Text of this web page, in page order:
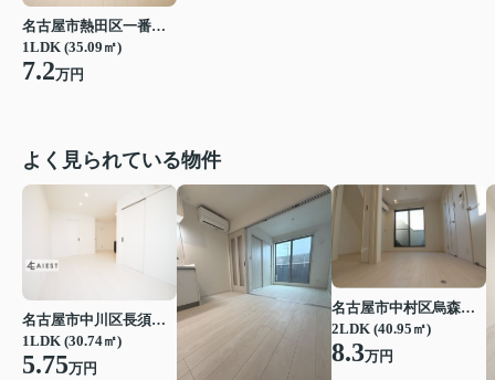
名古屋市熱田区一番２丁目
1LDK (35.09㎡)
7.2万円
よく見られている物件
名古屋市中川区長須賀３丁目
1LDK (30.74㎡)
5.75万円
名古屋市中村区烏森町４丁目
2LDK (40.95㎡)
8.3万円